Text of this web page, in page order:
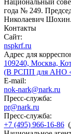
Национальный
года № 249.
Николаевич Шохин.
Контакты
Сайт:
nspkrf.ru
Адрес для
109240, Москва,
(В РСПП для АНО
E-mail:
nok-nark@nark.ru
Пресс-служба:
pr@nark.ru
Пресс-служба:
+7 (495) 966-16-86